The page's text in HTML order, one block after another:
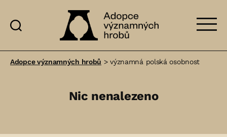
významných
Adopce významných hrobů >významná polská osobnost
Nic nenalezeno